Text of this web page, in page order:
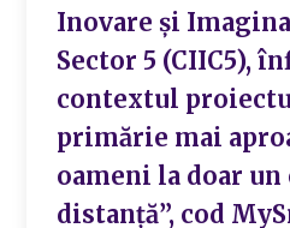
Inovare şi
Sector 5 (CIIC5),
contextul
primărie mai
oameni la doar
distanţă”, cod